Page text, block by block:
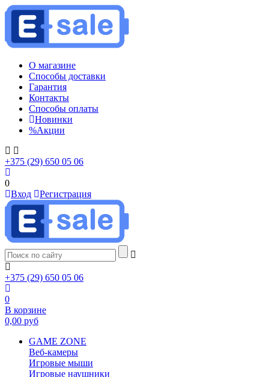
О магазине
Способы доставки
Гарантия
Контакты
Способы оплаты
Новинки
%Акции
+375 (29) 650 05 06
0
Вход
Регистрация
+375 (29) 650 05 06
0
В корзине
0,00 руб
GAME ZONE
Веб-камеры
Игровые мыши
Игровые наушники